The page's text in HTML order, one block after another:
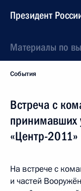
Президент
Материалы по
События
Встреча с
принимавших
«Центр-2011»
На встрече с
и частей